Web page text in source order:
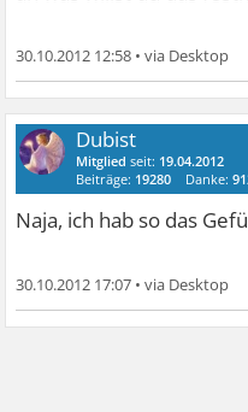
30.10.2012 12:58 •
Dubist
Mitglied seit: 19.04.2012
Beiträge: 19280 Danke:
Naja, ich hab so das
30.10.2012 17:07 •